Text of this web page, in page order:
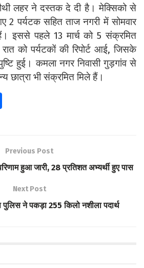
लहर ने दस्तक दे दी है। मेक्सिको से
पर्यटक सहित ताज नगरी में सोमवार
इससे पहले 13 मार्च को 5 संक्रमित
को पर्यटकों की रिपोर्ट आई, जिसके
हुई। कमला नगर निवासी गुड़गांव से
छात्रा भी संक्रमित मिले हैं।
e
Previous Post
हुआ जारी, 28 प्रतिशत अभ्यर्थी हुए पास
Next Post
ने पकड़ा 255 किलो नशीला पदार्थ